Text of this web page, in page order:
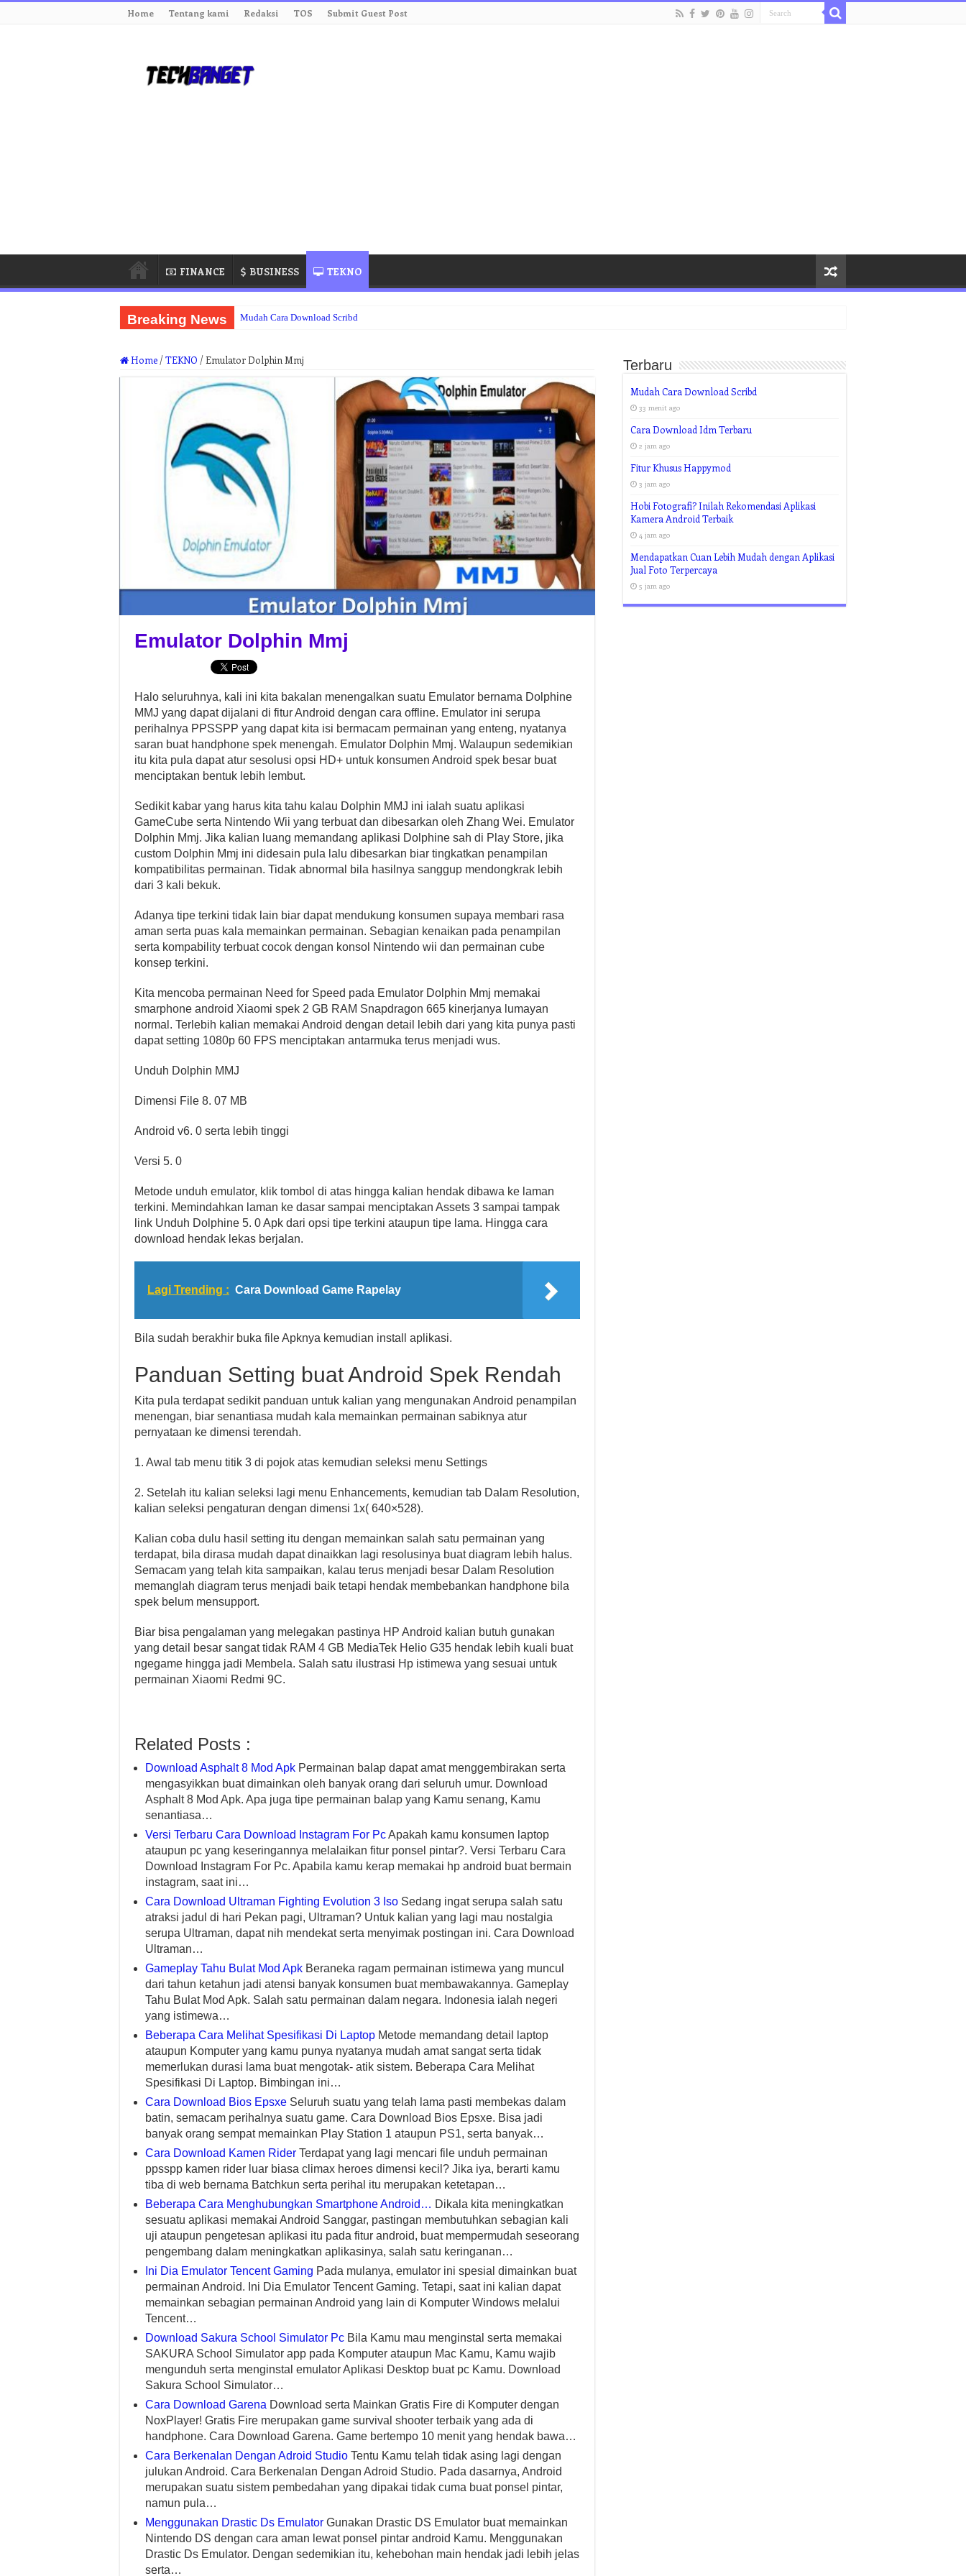
Home Tentang kami Redaksi TOS Submit Guest Post
FINANCE BUSINESS TEKNO
Breaking News Mudah Cara Download Scribd
Home /TEKNO /Emulator Dolphin Mmj
Emulator Dolphin Mmj
Halo seluruhnya, kali ini kita bakalan menengalkan suatu Emulator bernama Dolphine
MMJ yang dapat dijalani di fitur Android dengan cara offline. Emulator ini serupa
perihalnya PPSSPP yang dapat kita isi bermacam permainan yang enteng, nyatanya
saran buat handphone spek menengah. Emulator Dolphin Mmj. Walaupun sedemikian
itu kita pula dapat atur sesolusi opsi HD+ untuk konsumen Android spek besar buat
menciptakan bentuk lebih lembut.
Sedikit kabar yang harus kita tahu kalau Dolphin MMJ ini ialah suatu aplikasi
GameCube serta Nintendo Wii yang terbuat dan dibesarkan oleh Zhang Wei. Emulator
Dolphin Mmj. Jika kalian luang memandang aplikasi Dolphine sah di Play Store, jika
custom Dolphin Mmj ini didesain pula lalu dibesarkan biar tingkatkan penampilan
kompatibilitas permainan. Tidak abnormal bila hasilnya sanggup mendongkrak lebih
dari 3 kali bekuk.
Adanya tipe terkini tidak lain biar dapat mendukung konsumen supaya membari rasa
aman serta puas kala memainkan permainan. Sebagian kenaikan pada penampilan
serta kompability terbuat cocok dengan konsol Nintendo wii dan permainan cube
konsep terkini.
Kita mencoba permainan Need for Speed pada Emulator Dolphin Mmj memakai
smarphone android Xiaomi spek 2 GB RAM Snapdragon 665 kinerjanya lumayan
normal. Terlebih kalian memakai Android dengan detail lebih dari yang kita punya pasti
dapat setting 1080p 60 FPS menciptakan antarmuka terus menjadi wus.
Unduh Dolphin MMJ
Dimensi File 8. 07 MB
Android v6. 0 serta lebih tinggi
Versi 5. 0
Metode unduh emulator, klik tombol di atas hingga kalian hendak dibawa ke laman
terkini. Memindahkan laman ke dasar sampai menciptakan Assets 3 sampai tampak
link Unduh Dolphine 5. 0 Apk dari opsi tipe terkini ataupun tipe lama. Hingga cara
download hendak lekas berjalan.
Lagi Trending : Cara Download Game Rapelay
Bila sudah berakhir buka file Apknya kemudian install aplikasi.
Panduan Setting buat Android Spek Rendah
Kita pula terdapat sedikit panduan untuk kalian yang mengunakan Android penampilan
menengan, biar senantiasa mudah kala memainkan permainan sabiknya atur
pernyataan ke dimensi terendah.
1. Awal tab menu titik 3 di pojok atas kemudian seleksi menu Settings
2. Setelah itu kalian seleksi lagi menu Enhancements, kemudian tab Dalam Resolution,
kalian seleksi pengaturan dengan dimensi 1x( 640×528).
Kalian coba dulu hasil setting itu dengan memainkan salah satu permainan yang
terdapat, bila dirasa mudah dapat dinaikkan lagi resolusinya buat diagram lebih halus.
Semacam yang telah kita sampaikan, kalau terus menjadi besar Dalam Resolution
memanglah diagram terus menjadi baik tetapi hendak membebankan handphone bila
spek belum mensupport.
Biar bisa pengalaman yang melegakan pastinya HP Android kalian butuh gunakan
yang detail besar sangat tidak RAM 4 GB MediaTek Helio G35 hendak lebih kuali buat
ngegame hingga jadi Membela. Salah satu ilustrasi Hp istimewa yang sesuai untuk
permainan Xiaomi Redmi 9C.
Related Posts :
Download Asphalt 8 Mod Apk Permainan balap dapat amat menggembirakan serta
mengasyikkan buat dimainkan oleh banyak orang dari seluruh umur. Download
Asphalt 8 Mod Apk. Apa juga tipe permainan balap yang Kamu senang, Kamu
senantiasa…
Versi Terbaru Cara Download Instagram For PcApakah kamu konsumen laptop
ataupun pc yang keseringannya melalaikan fitur ponsel pintar?. Versi Terbaru Cara
Download Instagram For Pc. Apabila kamu kerap memakai hp android buat bermain
instagram, saat ini…
Cara Download Ultraman Fighting Evolution 3 Iso Sedang ingat serupa salah satu
atraksi jadul di hari Pekan pagi, Ultraman? Untuk kalian yang lagi mau nostalgia
serupa Ultraman, dapat nih mendekat serta menyimak postingan ini. Cara Download
Ultraman…
Gameplay Tahu Bulat Mod Apk Beraneka ragam permainan istimewa yang muncul
dari tahun ketahun jadi atensi banyak konsumen buat membawakannya. Gameplay
Tahu Bulat Mod Apk. Salah satu permainan dalam negara. Indonesia ialah negeri
yang istimewa…
Beberapa Cara Melihat Spesifikasi Di Laptop Metode memandang detail laptop
ataupun Komputer yang kamu punya nyatanya mudah amat sangat serta tidak
memerlukan durasi lama buat mengotak- atik sistem. Beberapa Cara Melihat
Spesifikasi Di Laptop. Bimbingan ini…
Cara Download Bios Epsxe Seluruh suatu yang telah lama pasti membekas dalam
batin, semacam perihalnya suatu game. Cara Download Bios Epsxe. Bisa jadi
banyak orang sempat memainkan Play Station 1 ataupun PS1, serta banyak…
Cara Download Kamen Rider Terdapat yang lagi mencari file unduh permainan
ppsspp kamen rider luar biasa climax heroes dimensi kecil? Jika iya, berarti kamu
tiba di web bernama Batchkun serta perihal itu merupakan ketetapan…
Beberapa Cara Menghubungkan Smartphone Android… Dikala kita meningkatkan
sesuatu aplikasi memakai Android Sanggar, pastingan membutuhkan sebagian kali
uji ataupun pengetesan aplikasi itu pada fitur android, buat mempermudah seseorang
pengembang dalam meningkatkan aplikasinya, salah satu keringanan…
Ini Dia Emulator Tencent Gaming Pada mulanya, emulator ini spesial dimainkan buat
permainan Android. Ini Dia Emulator Tencent Gaming. Tetapi, saat ini kalian dapat
memainkan sebagian permainan Android yang lain di Komputer Windows melalui
Tencent…
Download Sakura School Simulator Pc Bila Kamu mau menginstal serta memakai
SAKURA School Simulator app pada Komputer ataupun Mac Kamu, Kamu wajib
mengunduh serta menginstal emulator Aplikasi Desktop buat pc Kamu. Download
Sakura School Simulator…
Cara Download Garena Download serta Mainkan Gratis Fire di Komputer dengan
NoxPlayer! Gratis Fire merupakan game survival shooter terbaik yang ada di
handphone. Cara Download Garena. Game bertempo 10 menit yang hendak bawa…
Cara Berkenalan Dengan Adroid Studio Tentu Kamu telah tidak asing lagi dengan
julukan Android. Cara Berkenalan Dengan Adroid Studio. Pada dasarnya, Android
merupakan suatu sistem pembedahan yang dipakai tidak cuma buat ponsel pintar,
namun pula…
Menggunakan Drastic Ds Emulator Gunakan Drastic DS Emulator buat memainkan
Nintendo DS dengan cara aman lewat ponsel pintar android Kamu. Menggunakan
Drastic Ds Emulator. Dengan sedemikian itu, kehebohan main hendak jadi lebih jelas
serta…
Terbaru
Mudah Cara Download Scribd
33 menit ago
Cara Download Idm Terbaru
2 jam ago
Fitur Khusus Happymod
3 jam ago
Hobi Fotografi? Inilah Rekomendasi Aplikasi
Kamera Android Terbaik
4 jam ago
Mendapatkan Cuan Lebih Mudah dengan Aplikasi
Jual Foto Terpercaya
5 jam ago